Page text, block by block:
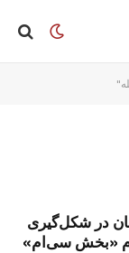
در شکل‌گیری
«بخش سی‌ام»